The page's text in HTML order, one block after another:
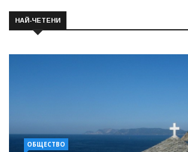
НАЙ-ЧЕТЕНИ
ОБЩЕСТВО